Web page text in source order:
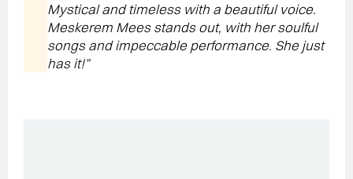
Mystical and timeless with a beautiful voice.
Meskerem Mees stands out, with her soulful
songs and impeccable performance. She just
has it!”